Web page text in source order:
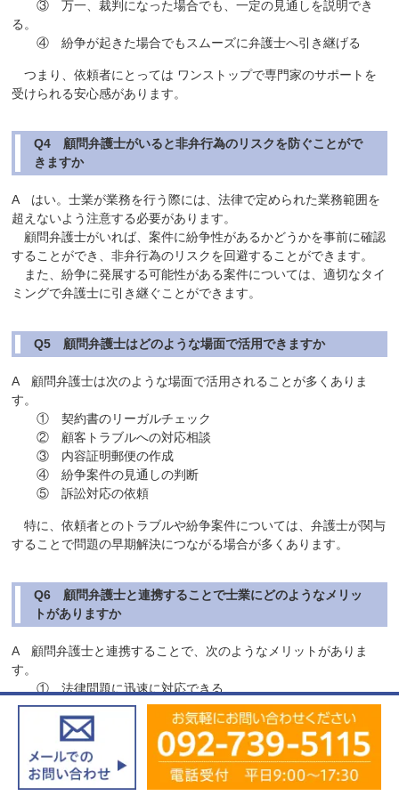
③ 万一、裁判になった場合でも、一定の見通しを説明でき
る。
④ 紛争が起きた場合でもスムーズに弁護士へ引き継げる
つまり、依頼者にとっては ワンストップで専門家のサポートを
受けられる安心感があります。
Q4 顧問弁護士がいると非弁行為のリスクを防ぐことがで
きますか
A はい。士業が業務を行う際には、法律で定められた業務範囲を
超えないよう注意する必要があります。
顧問弁護士がいれば、案件に紛争性があるかどうかを事前に確認
することができ、非弁行為のリスクを回避することができます。
また、紛争に発展する可能性がある案件については、適切なタイ
ミングで弁護士に引き継ぐことができます。
Q5 顧問弁護士はどのような場面で活用できますか
A 顧問弁護士は次のような場面で活用されることが多くありま
す。
① 契約書のリーガルチェック
② 顧客トラブルへの対応相談
③ 内容証明郵便の作成
④ 紛争案件の見通しの判断
⑤ 訴訟対応の依頼
特に、依頼者とのトラブルや紛争案件については、弁護士が関与
することで問題の早期解決につながる場合が多くあります。
Q6 顧問弁護士と連携することで士業にどのようなメリッ
トがありますか
A 顧問弁護士と連携することで、次のようなメリットがありま
す。
① 法律問題に迅速に対応できる
② 依頼者からの信頼が高まる
③ 紛争案件を安全に処理できる
④ 専門家ネットワークを構築できる
士業にとって顧問弁護士は、業務の安全性を高めるパートナーと